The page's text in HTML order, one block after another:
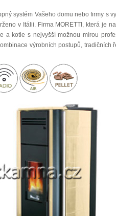
systém Vašeho domu nebo firmy s
v Itálii. Firma MORETTI, která je
a kotle s nejvyšší možnou mírou
výrobních postupů, tradičních